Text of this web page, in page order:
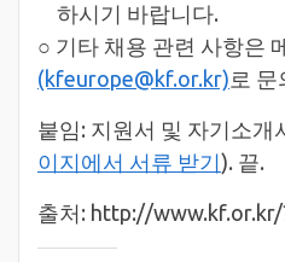
하시기 바랍니다.
○ 기타 채용 관련 사항은
(kfeurope@kf.or.kr) 로
붙임: 지원서 및 자기소개
이지에서 서류 받기). 끝.
출처: http://www.kf.or.kr/